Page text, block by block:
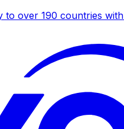
to over 190 countries